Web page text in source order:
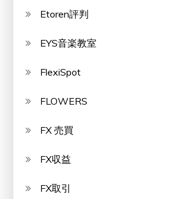
Etoren評判
EYS音楽教室
FlexiSpot
FLOWERS
FX 売買
FX収益
FX取引